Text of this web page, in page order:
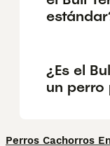
¿Es el
un perro
Perros Cachorros